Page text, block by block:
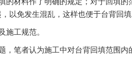
以免发生混乱，这样也便于台背回
施工规范。
，笔者认为施工中对台背回填范围